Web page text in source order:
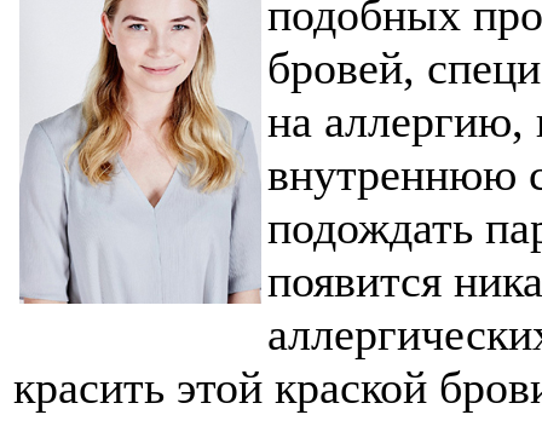
подобных
бровей,
на аллергию,
внутреннюю
подождать
появится
красить этой краской